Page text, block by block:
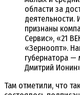
области за
деятельности.
признаны
Сервис», «21
«Зерноопт».
губернатора —
Дмитрий
Там отметили, что